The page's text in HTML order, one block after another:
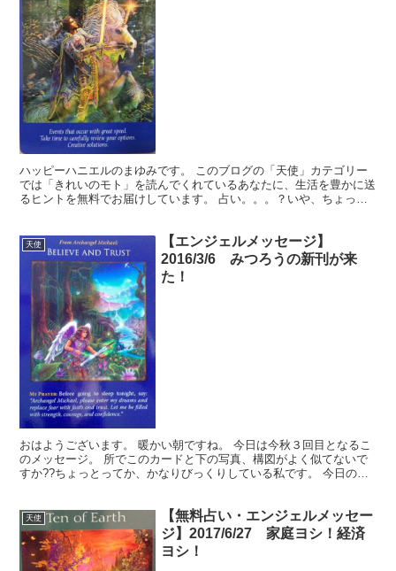
ハッピーハニエルのまゆみです。 このブログの「天使」カテゴリー
では「きれいのモト」を読んでくれているあなたに、生活を豊かに送
るヒントを無料でお届けしています。 占い。。。？いや、ちょっと
天使
【エンジェルメッセージ】
2016/3/6 みつろうの新刊が来
た！
おはようございます。 暖かい朝ですね。 今日は今秋３回目となるこ
のメッセージ。 所でこのカードと下の写真、構図がよく似てないで
すか??ちょっとってか、かなりびっくりしている私です。 今日のメ
天使
【無料占い・エンジェルメッセー
ジ】2017/6/27 家庭ヨシ！経済
ヨシ！